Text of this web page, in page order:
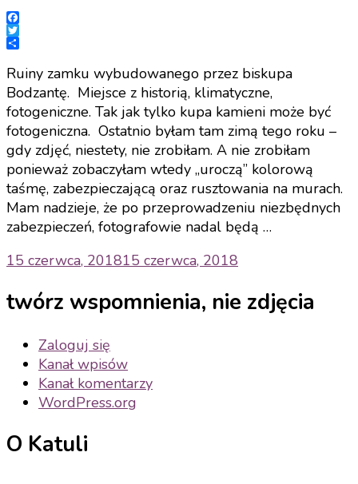
Facebook
Twitter
Share
Ruiny zamku wybudowanego przez biskupa
Bodzantę. Miejsce z historią, klimatyczne,
fotogeniczne. Tak jak tylko kupa kamieni może być
fotogeniczna. Ostatnio byłam tam zimą tego roku –
gdy zdjęć, niestety, nie zrobiłam. A nie zrobiłam
ponieważ zobaczyłam wtedy „uroczą” kolorową
taśmę, zabezpieczającą oraz rusztowania na murach.
Mam nadzieje, że po przeprowadzeniu niezbędnych
zabezpieczeń, fotografowie nadal będą …
15 czerwca, 201815 czerwca, 2018
twórz wspomnienia, nie zdjęcia
Zaloguj się
Kanał wpisów
Kanał komentarzy
WordPress.org
O Katuli